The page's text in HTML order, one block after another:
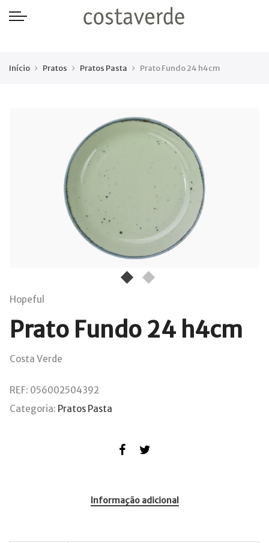
Início Pratos Pratos Pasta Prato Fundo 24 h4cm
Hopeful
Prato Fundo 24 h4cm
Costa Verde
REF: 056002504392
Categoria: Pratos Pasta
Informação adicional